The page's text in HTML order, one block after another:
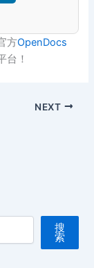
方OpenDocs
台！
NEXT
搜
索